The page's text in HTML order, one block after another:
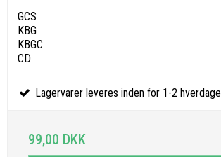
GCS
KBG
KBGC
CD
Lagervarer leveres inden for 1-2 hverdage
99,00 DKK